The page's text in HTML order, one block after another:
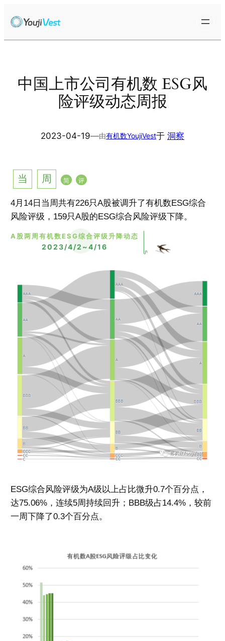
至
中国上市公司有机数 ESG风
险评级动态周报
2023-04-19—由有机数YoujiVest于 洞察
当 周 简 评
4月 14 日当周共有226只A股被调升了有机数 ESG综合
风险评级， 159只A股的 ESG综合风险评级下降。
A股两周有机数ESG综合评级升降动态
2023/4/2~4/16
ESG综合风险评级为A级以上占比微升0.7个百分点，
达75.06% ，连续5周持续回升； BBB级占14.4% ，较前
一周下降了0.3个百分点。